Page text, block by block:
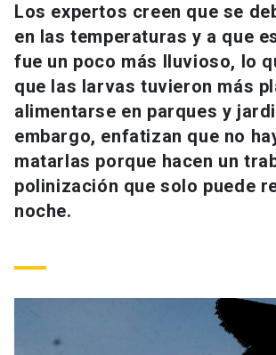
Información para keyboard_arrow_down
Futuros estudiantes
Estudiantes
Académicos
Personal
Go to english site launch
ACCESOS DIRECTOS
Admisión launch
Mi Cuenta UC launch
Mi Portal UC
Donaciones
Los expertos creen que se
en las temperaturas y a que
fue un poco más lluvioso, lo
que las larvas tuvieron más
alimentarse en parques y
embargo, enfatizan que no
matarlas porque hacen un
polinización que solo puede
noche.